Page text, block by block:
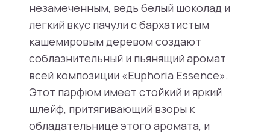
незамеченным, ведь белый шоколад и
легкий вкус пачули с бархатистым
кашемировым деревом создают
соблазнительный и пьянящий аромат
всей композиции «Euphoria Essence».
Этот парфюм имеет стойкий и яркий
шлейф, притягивающий взоры к
обладательнице этого аромата, и